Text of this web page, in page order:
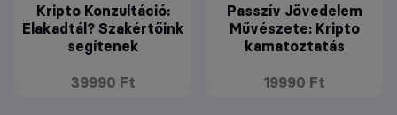
Kripto Konzultáció:
Elakadtál? Szakértőink
segítenek
39990 Ft
Passzív Jövedelem
Művészete: Kripto
kamatoztatás
19990 Ft